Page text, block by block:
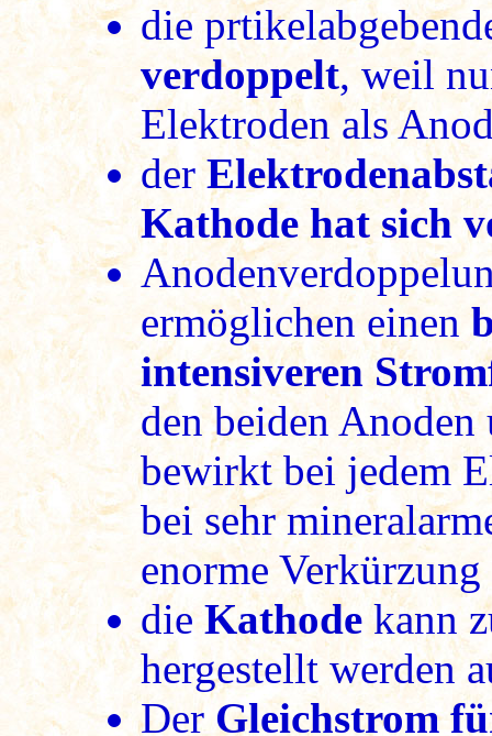
die
verdoppelt, weil
Elektroden als
der
Kathode hat sich
ermöglichen einen
intensiveren
den beiden
bewirkt bei jedem
bei sehr
enorme
dieKathode kann
hergestellt werden
Der Gleichstrom